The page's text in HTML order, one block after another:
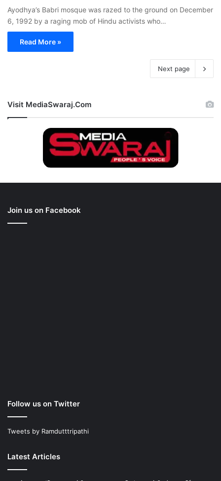
Ayodhya’s Babri mosque was razed to the ground on December
6, 1992 by a raging mob of Hindu activists who…
Read More »
Next page
Visit MediaSwaraj.Com
Join us on Facebook
Follow us on Twitter
Tweets by Ramdutttripathi
Latest Articles